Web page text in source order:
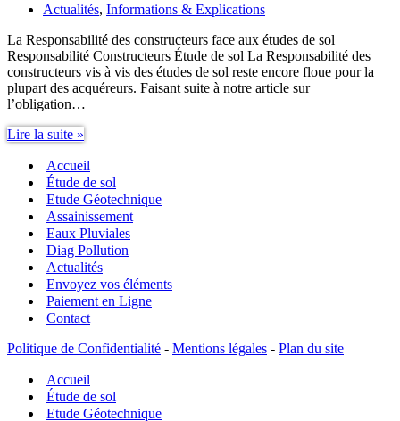
Actualités, Informations & Explications
La Responsabilité des constructeurs face aux études de sol
Responsabilité Constructeurs Étude de sol La Responsabilité des
constructeurs vis à vis des études de sol reste encore floue pour la
plupart des acquéreurs. Faisant suite à notre article sur
l’obligation…
Lire la suite »
étude
de
sol
Accueil
Étude de sol
Etude Géotechnique
Assainissement
Eaux Pluviales
Diag Pollution
Actualités
Envoyez vos éléments
Paiement en Ligne
Contact
Politique de Confidentialité - Mentions légales - Plan du site
Accueil
Étude de sol
Etude Géotechnique